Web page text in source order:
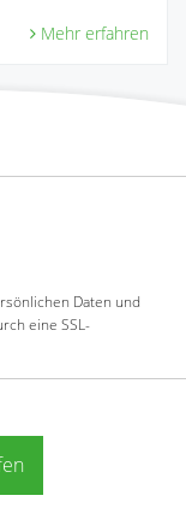
Mehr erfahren
Daten und
eine SSL-